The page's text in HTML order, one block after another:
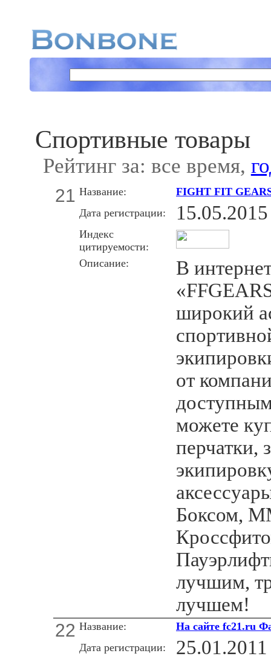
Спортивные товары
Рейтинг за: все время,
21 Название:
FIGHT FIT
Дата регистрации:
15.05.2015
Индекс
цитируемости:
Описание:
В
широкий
от
можете
перчатки,
Боксом,
лучшим,
лучшем!
22 Название:
На сайте fc21.ru
Дата регистрации:
25.01.2011